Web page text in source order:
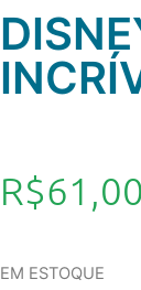
R$61,00
EM ESTOQUE